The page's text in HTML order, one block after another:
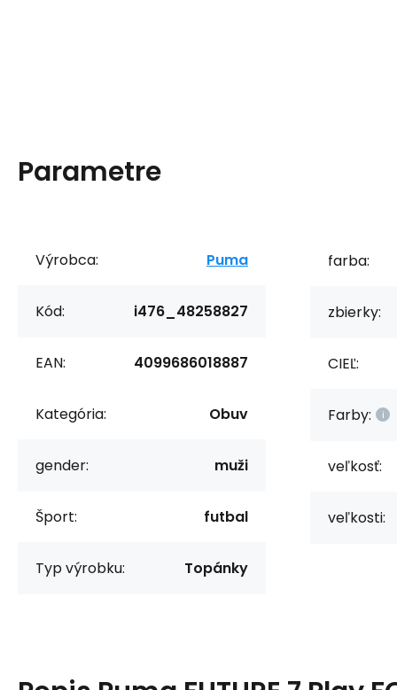
Parametre
Výrobca: Puma
Kód: i476_48258827
EAN: 4099686018887
Kategória: Obuv
gender: muži
Šport: futbal
Typ výrobku: Topánky
farba:
zbierky:
CIEĽ:
Farby:
veľkosť:
veľkosti: